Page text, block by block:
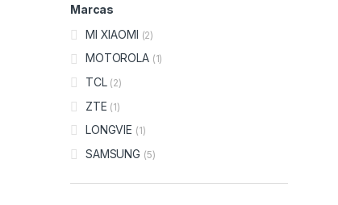
Marcas
MI XIAOMI (2)
MOTOROLA (1)
TCL (2)
ZTE (1)
LONGVIE (1)
SAMSUNG (5)